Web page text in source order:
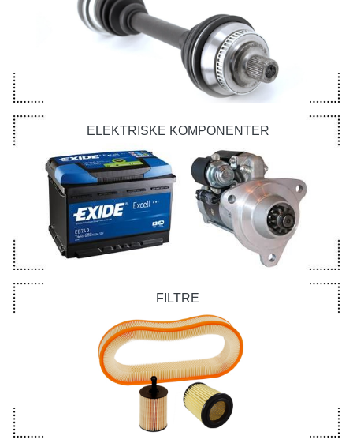
ELEKTRISKE KOMPONENTER
FILTRE